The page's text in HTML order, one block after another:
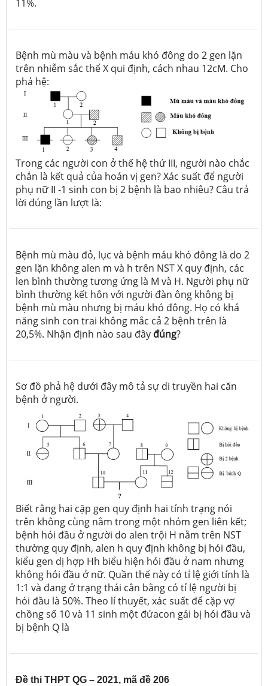
11%.
Bệnh mù màu và bệnh máu khó đông do 2 gen lặn
trên nhiễm sắc thể X qui định, cách nhau 12cM. Cho
phả hệ:
Trong các người con ở thế hệ thứ III, người nào chắc
chắn là kết quả của hoán vị gen? Xác suất để người
phụ nữ II -1 sinh con bị 2 bệnh là bao nhiêu? Câu trả
lời đúng lần lượt là:
Bệnh mù màu đỏ, lục và bệnh máu khó đông là do 2
gen lặn không alen m và h trên NST X quy định, các
len bình thường tương ứng là M và H. Người phụ nữ
bình thường kết hôn với người đàn ông không bị
bệnh mù màu nhưng bị máu khó đông. Họ có khả
năng sinh con trai không mắc cả 2 bệnh trên là
20,5%. Nhận định nào sau đây đúng?
Sơ đồ phả hệ dưới đây mô tả sự di truyền hai căn
bệnh ở người.
Biết rằng hai cặp gen quy định hai tính trạng nói
trên không cùng nằm trong một nhóm gen liên kết;
bệnh hói đầu ở người do alen trội H nằm trên NST
thường quy định, alen h quy định không bị hói đầu,
kiểu gen dị hợp Hh biểu hiện hói đầu ở nam nhưng
không hói đầu ở nữ. Quần thể này có tỉ lệ giới tính là
1:1 và đang ở trạng thái cân bằng có tỉ lệ người bị
hói đầu là 50%. Theo lí thuyết, xác suất để cặp vợ
chồng số 10 và 11 sinh một đứacon gái bị hói đầu và
bị bệnh Q là
Đề thi THPT QG – 2021, mã đề 206